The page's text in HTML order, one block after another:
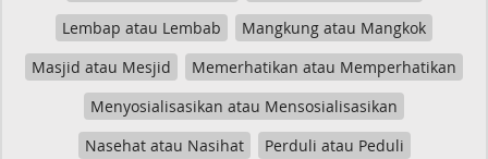
Lembap atau Lembab
Mangkung atau Mangkok
Masjid atau Mesjid
Memerhatikan atau Memperhatikan
Menyosialisasikan atau Mensosialisasikan
Nasehat atau Nasihat
Perduli atau Peduli